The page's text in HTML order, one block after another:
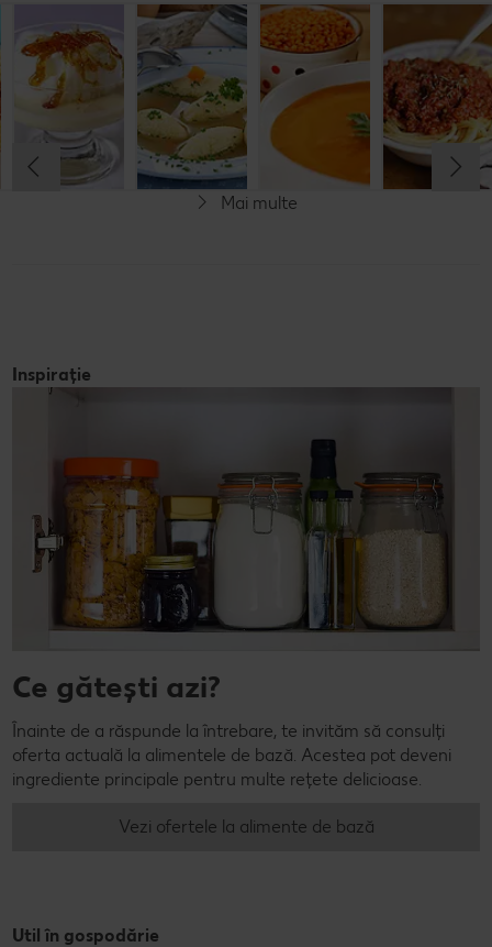
Musaca de
cartofi cu
cașcaval
Cel mult 60 minute
Rafinat
Lapte de
pasăre
Cel mult 60 minute
Rafinat
Supă
tradițională
cu găluşte
Supă cremă de
linte
Cel mult 60 minute
Simplu
Mai multe
Inspirație
Ce gătești azi?
Înainte de a răspunde la întrebare, te invităm să consulți
oferta actuală la alimentele de bază. Acestea pot deveni
ingrediente principale pentru multe rețete delicioase.
Vezi ofertele la alimente de bază
Util în gospodărie